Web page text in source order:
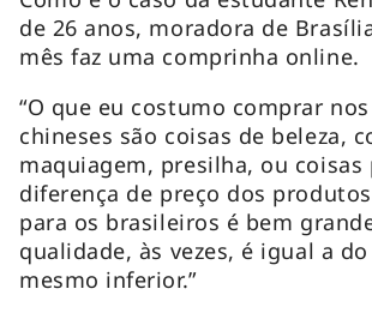
de 26 anos, moradora de
mês faz uma comprinha online.
“O que eu costumo comprar
chineses são coisas de beleza,
maquiagem, presilha, ou coisas
diferença de preço dos
para os brasileiros é bem
qualidade, às vezes, é igual a
mesmo inferior.”